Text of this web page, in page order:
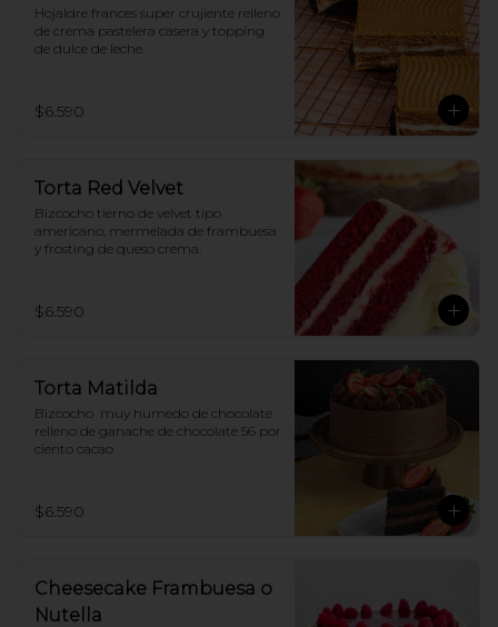
Hojaldre frances super crujiente relleno
de crema pastelera casera y topping
de dulce de leche.
$6.590
Torta Red Velvet
Bizcocho tierno de velvet tipo
americano, mermelada de frambuesa
y frosting de queso crema.
$6.590
Torta Matilda
Bizcocho  muy humedo de chocolate
relleno de ganache de chocolate 56 por
ciento cacao
$6.590
Cheesecake Frambuesa o
Nutella